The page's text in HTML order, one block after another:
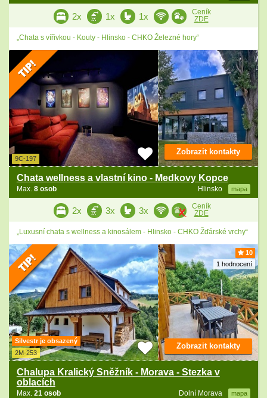
2x 1x 1x
Ceník
ZDE
„Chata s vířivkou - Kouty - Hlinsko - CHKO Železné hory“
9C-197
Chata wellness a vlastní kino - Medkovy Kopce
Hlinsko mapa
Max. 8 osob
Zobrazit kontakty
2x 3x 3x
Ceník
ZDE
„Luxusní chata s wellness a kinosálem - Hlinsko - CHKO Žďárské vrchy“
10
1 hodnocení
Silvestr je obsazený
2M-253
Chalupa Kralický Sněžník - Morava - Stezka v
oblacích
Dolní Morava mapa
Max. 21 osob
Zobrazit kontakty